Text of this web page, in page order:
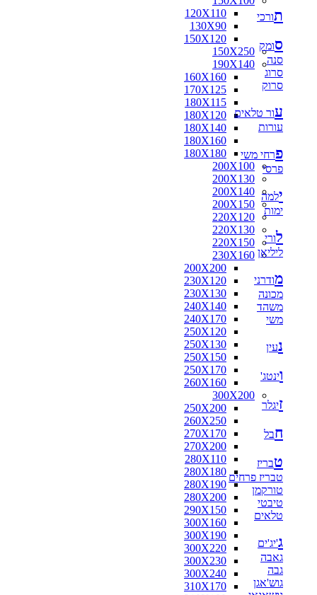
120X110
130X90
150X120
150X250
190X140
160X160
170X125
180X115
180X120
180X140
180X160
180X180
200X100
200X130
200X140
200X150
220X120
220X130
220X150
230X160
200X200
230X120
230X130
240X140
240X170
250X120
250X130
250X150
250X170
260X160
300X200
250X200
260X250
270X170
270X200
280X110
280X180
280X190
280X200
290X150
300X160
300X190
300X220
300X230
300X240
310X170
תורכי
סומק
סנה
סרוג
סרוק
עור טלאים
עורות
פרחי משי
פרסי
ילמה
ימות
לורי
ליליאן
מודרני
מכונה
משהד
משי
נעין
וינטג'
זיגלר
חבל
טבריז
טבריז פרחים
טורקמן
טיבטי
טלאים
ג'יג'ים
גאבה
גבה
גוש'אגן